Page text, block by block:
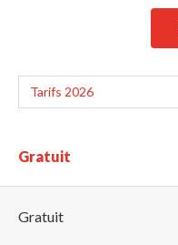
Gratuit
Gratuit